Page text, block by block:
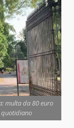
multa da 80 euro
quotidiano